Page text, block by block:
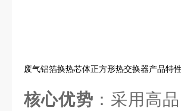
废气铝箔换热芯体正方形热交换器产品特性
核心优势 ：采用高